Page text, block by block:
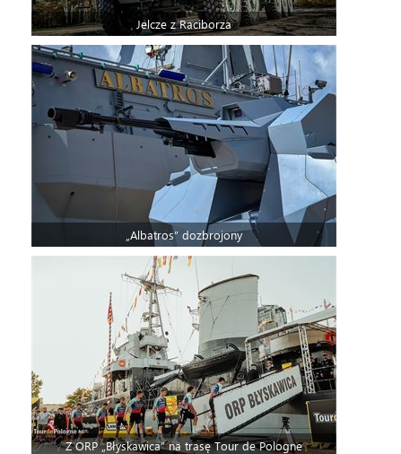
Jelcze z Raciborza
„Albatros” dozbrojony
Z ORP „Błyskawica” na trasę Tour de Pologne